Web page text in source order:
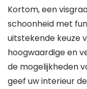
Kortom, een
schoonheid met
uitstekende keuze
hoogwaardige en
de mogelijkheden
geef uw interieur